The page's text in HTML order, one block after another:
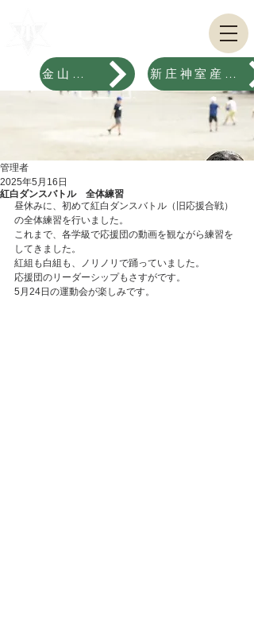
金山中学校 新庄神室産業高校金山校
紅白ダンスバトル 全体練習
管理者
2025年5月16日
昼休みに、初めて紅白ダンスバトル（旧応援合戦）
の全体練習を行いました。
これまで、各学級で応援団の動画を観ながら練習を
してきました。
紅組も白組も、ノリノリで踊っていました。
応援団のリーダーシップもさすがです。
5月24日の運動会が楽しみです。